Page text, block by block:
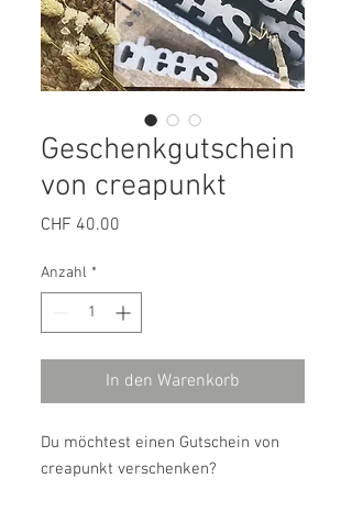
Geschenkgutschein
von creapunkt
CHF 40.00
Anzahl *
In den Warenkorb
Du möchtest einen Gutschein von
creapunkt verschenken?